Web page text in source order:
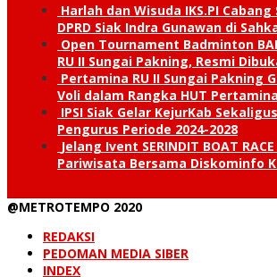
Harlah dan Wisuda IKS.PI
DPRD Siak Indra Gunawan di
Open Tournament Badminton
RU II Sungai Pakning, Resmi
Pertamina RU II Sungai Pakning
Voli dalam Rangka HUT
IPSI Siak Gelar KejurKab
Pengurus Periode 2024-2028
Jelang Ivent SERINDIT BOAT
Pariwisata Bersama Diskominfo
@METROTEMPO 2020
REDAKSI
PEDOMAN MEDIA SIBER
INDEX